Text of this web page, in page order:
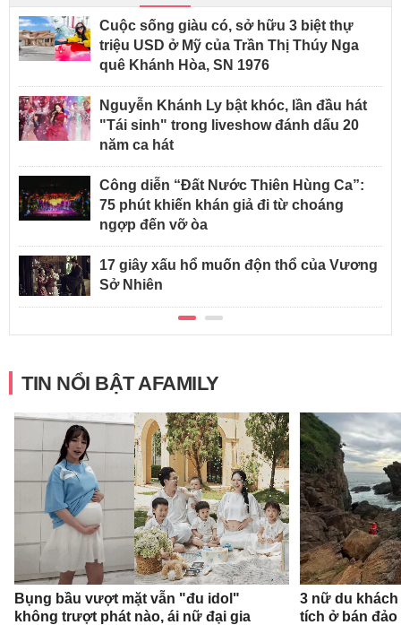
Cuộc sống giàu có, sở hữu 3 biệt thự
triệu USD ở Mỹ của Trần Thị Thúy Nga
quê Khánh Hòa, SN 1976
Nguyễn Khánh Ly bật khóc, lần đầu hát
"Tái sinh" trong liveshow đánh dấu 20
năm ca hát
Công diễn “Đất Nước Thiên Hùng Ca”:
75 phút khiến khán giả đi từ choáng
ngợp đến vỡ òa
17 giây xấu hổ muốn độn thổ của Vương
Sở Nhiên
TIN NỔI BẬT AFAMILY
Bụng bầu vượt mặt vẫn "đu idol"
không trượt phát nào, ái nữ đại gia
3 nữ du
tích ở bán đảo